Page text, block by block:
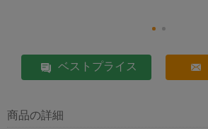
ベストプライス
商品の詳細